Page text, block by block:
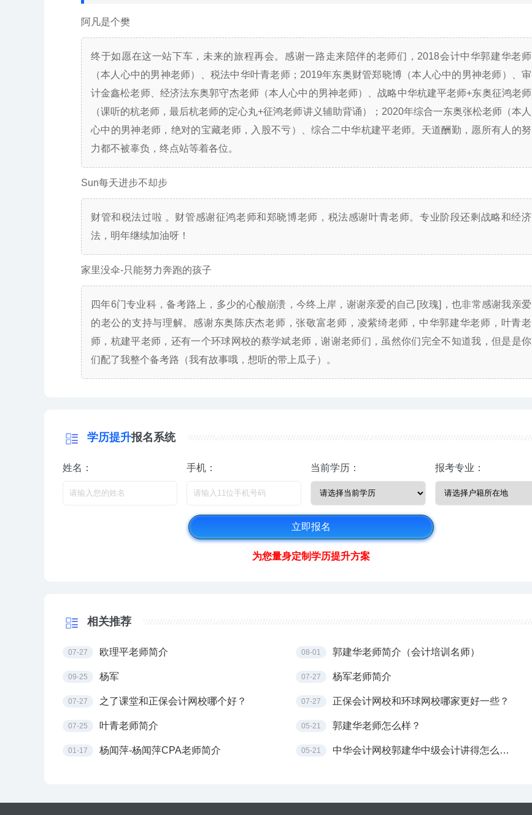
阿凡是个樊
终于如愿在这一站下车，未来的旅程再会。感谢一路走来陪伴的老师们，2018会计中华郭建华老师
（本人心中的男神老师）、税法中华叶青老师；2019年东奥财管郑晓博（本人心中的男神老师）、审
计金鑫松老师、经济法东奥郭守杰老师（本人心中的男神老师）、战略中华杭建平老师+东奥征鸿老师
（课听的杭老师，最后杭老师的定心丸+征鸿老师讲义辅助背诵）；2020年综合一东奥张松老师（本人
心中的男神老师，绝对的宝藏老师，入股不亏）、综合二中华杭建平老师。天道酬勤，愿所有人的努
力都不被辜负，终点站等着各位。
Sun每天进步不却步
财管和税法过啦 。财管感谢征鸿老师和郑晓博老师，税法感谢叶青老师。专业阶段还剩战略和经济
法，明年继续加油呀！
家里没伞-只能努力奔跑的孩子
四年6门专业科，备考路上，多少的心酸崩溃，今终上岸，谢谢亲爱的自己[玫瑰]，也非常感谢我亲爱
的老公的支持与理解。感谢东奥陈庆杰老师，张敬富老师，凌紫绮老师，中华郭建华老师，叶青老
师，杭建平老师，还有一个环球网校的蔡学斌老师，谢谢老师们，虽然你们完全不知道我，但是是你
们配了我整个备考路（我有故事哦，想听的带上瓜子）。
学历提升报名系统
姓名： 手机： 当前学历： 报考专业：
为您量身定制学历提升方案
相关推荐
07-27 欧理平老师简介 08-01 郭建华老师简介（会计培训名师）
09-25 杨军 07-27 杨军老师简介
07-27 之了课堂和正保会计网校哪个好？ 07-27 正保会计网校和环球网校哪家更好一些？
07-25 叶青老师简介 05-21 郭建华老师怎么样？
01-17 杨闻萍-杨闻萍CPA老师简介 05-21 中华会计网校郭建华中级会计讲得怎么样？